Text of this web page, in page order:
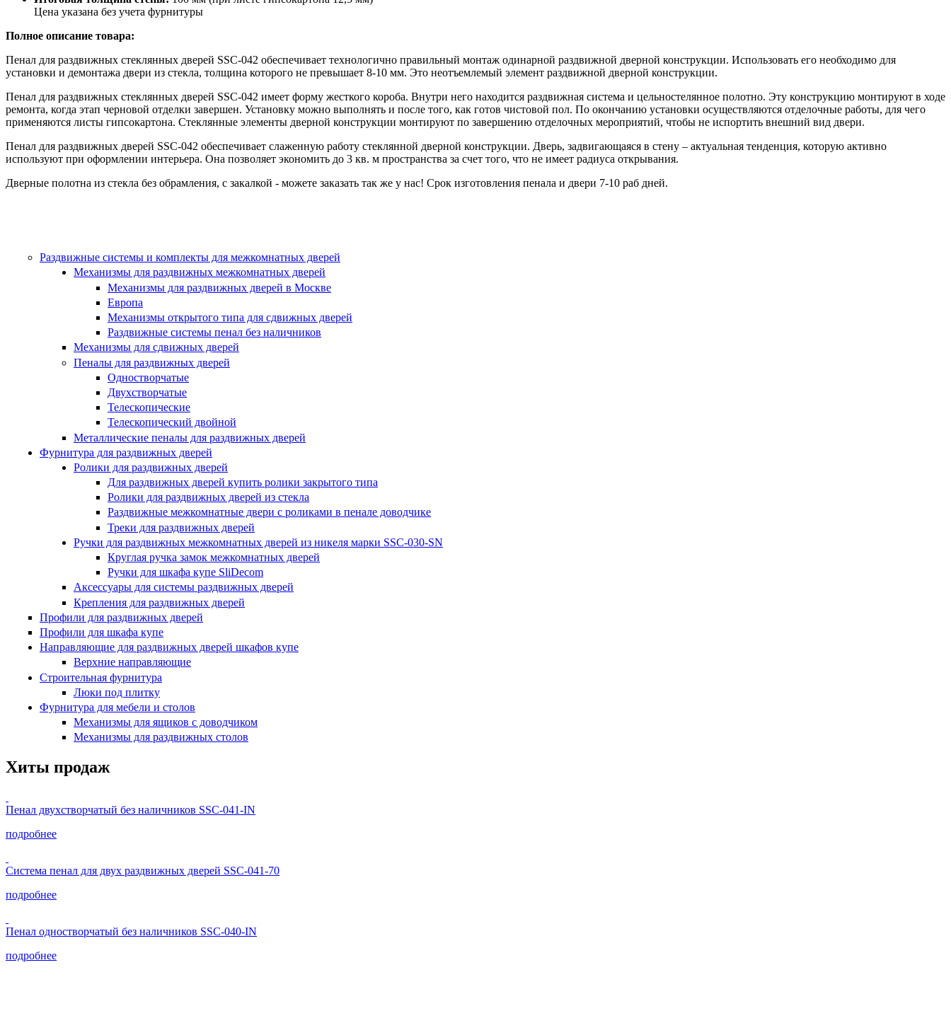
Цена указана без учета фурнитуры
Полное описание товара:
Пенал для раздвижных стеклянных дверей SSC-042 обеспечивает технологично правильный монтаж одинарной раздвижной дверной конструкции. Использовать его необходимо для
установки и демонтажа двери из стекла, толщина которого не превышает 8-10 мм. Это неотъемлемый элемент раздвижной дверной конструкции.
Пенал для раздвижных стеклянных дверей SSC-042 имеет форму жесткого короба. Внутри него находится раздвижная система и цельностелянное полотно. Эту конструкцию монтируют в ходе
ремонта, когда этап черновой отделки завершен. Установку можно выполнять и после того, как готов чистовой пол. По окончанию установки осуществляются отделочные работы, для чего
применяются листы гипсокартона. Стеклянные элементы дверной конструкции монтируют по завершению отделочных мероприятий, чтобы не испортить внешний вид двери.
Пенал для раздвижных дверей SSC-042 обеспечивает слаженную работу стеклянной дверной конструкции. Дверь, задвигающаяся в стену – актуальная тенденция, которую активно
используют при оформлении интерьера. Она позволяет экономить до 3 кв. м пространства за счет того, что не имеет радиуса открывания.
Дверные полотна из стекла без обрамления, с закалкой - можете заказать так же у нас! Срок изготовления пенала и двери 7-10 раб дней.
Раздвижные системы и комплекты для межкомнатных дверей
Механизмы для раздвижных межкомнатных дверей
Механизмы для раздвижных дверей в Москве
Европа
Механизмы открытого типа для сдвижных дверей
Раздвижные системы пенал без наличников
Механизмы для сдвижных дверей
Пеналы для раздвижных дверей
Одностворчатые
Двухстворчатые
Телескопические
Телескопический двойной
Металлические пеналы для раздвижных дверей
Фурнитура для раздвижных дверей
Ролики для раздвижных дверей
Для раздвижных дверей купить ролики закрытого типа
Ролики для раздвижных дверей из стекла
Раздвижные межкомнатные двери с роликами в пенале доводчике
Треки для раздвижных дверей
Ручки для раздвижных межкомнатных дверей из никеля марки SSC-030-SN
Круглая ручка замок межкомнатных дверей
Ручки для шкафа купе SliDecom
Аксессуары для системы раздвижных дверей
Крепления для раздвижных дверей
Профили для раздвижных дверей
Профили для шкафа купе
Направляющие для раздвижных дверей шкафов купе
Верхние направляющие
Строительная фурнитура
Люки под плитку
Фурнитура для мебели и столов
Механизмы для ящиков с доводчиком
Механизмы для раздвижных столов
Хиты продаж
Пенал двухстворчатый без наличников SSC-041-IN
подробнее
Система пенал для двух раздвижных дверей SSC-041-70
подробнее
Пенал одностворчатый без наличников SSC-040-IN
подробнее